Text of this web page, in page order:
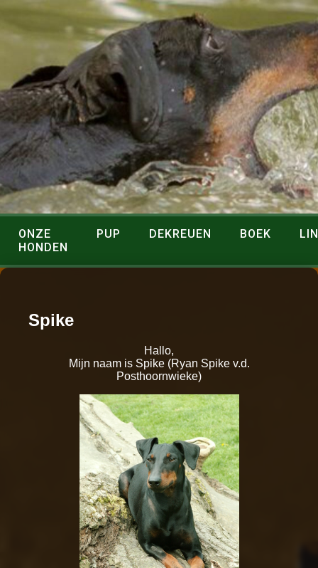
ONZE
HONDEN
PUP DEKREUEN BOEK
Spike
Hallo,
Mijn naam is Spike (Ryan Spike v.d.
Posthoornwieke)